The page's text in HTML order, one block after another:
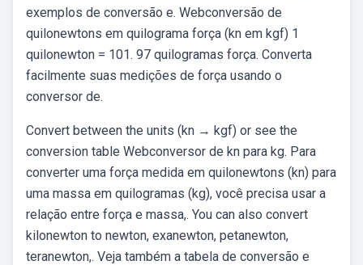
exemplos de conversão e. Webconversão de
quilonewtons em quilograma força (kn em kgf) 1
quilonewton = 101. 97 quilogramas força. Converta
facilmente suas medições de força usando o
conversor de.
Convert between the units (kn → kgf) or see the
conversion table Webconversor de kn para kg. Para
converter uma força medida em quilonewtons (kn) para
uma massa em quilogramas (kg), você precisa usar a
relação entre força e massa,. You can also convert
kilonewton to newton, exanewton, petanewton,
teranewton,. Veja também a tabela de conversão e